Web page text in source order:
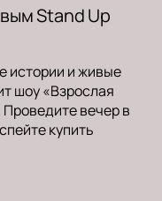
Stand Up
истории и живые
шоу «Взрослая
вечер в
купить